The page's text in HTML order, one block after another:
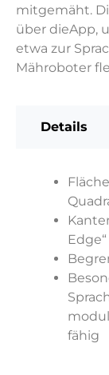
mitgemäht.
über dieApp,
etwa zur
Mähroboter
Details
fähig